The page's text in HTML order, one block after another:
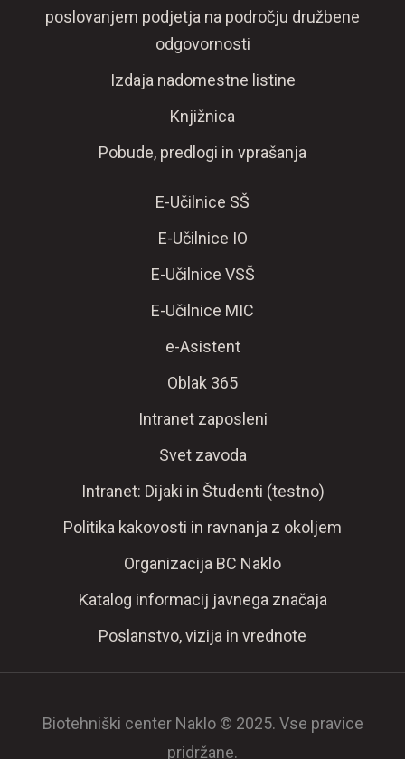
poslovanjem podjetja na področju družbene
odgovornosti
Izdaja nadomestne listine
Knjižnica
Pobude, predlogi in vprašanja
E-Učilnice SŠ
E-Učilnice IO
E-Učilnice VSŠ
E-Učilnice MIC
e-Asistent
Oblak 365
Intranet zaposleni
Svet zavoda
Intranet: Dijaki in Študenti (testno)
Politika kakovosti in ravnanja z okoljem
Organizacija BC Naklo
Katalog informacij javnega značaja
Poslanstvo, vizija in vrednote
Biotehniški center Naklo © 2025. Vse pravice
pridržane.